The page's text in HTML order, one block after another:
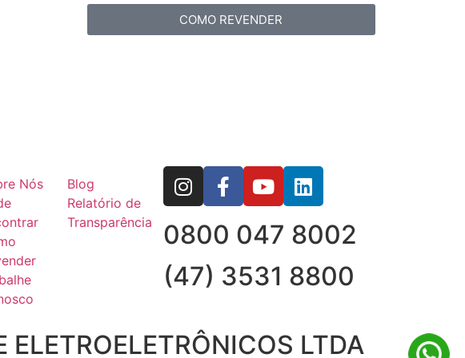
COMO REVENDER
Nós
Blog
Relatório de
Transparência
0800 047 8002
(47) 3531 8800
LTDA